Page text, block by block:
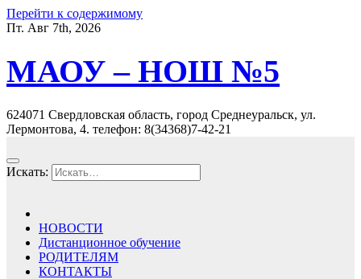
Перейти к содержимому
Пт. Авг 7th, 2026
МАОУ – НОШ №5
624071 Свердловская область, город Среднеуральск, ул.
Лермонтова, 4. телефон: 8(34368)7-42-21
Искать:
НОВОСТИ
Дистанционное обучение
РОДИТЕЛЯМ
КОНТАКТЫ